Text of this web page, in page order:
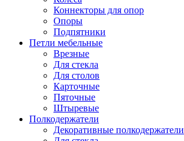
Коннекторы для опор
Опоры
Подпятники
Петли мебельные
Врезные
Для стекла
Для столов
Карточные
Пяточные
Штыревые
Полкодержатели
Декоративные полкодержатели